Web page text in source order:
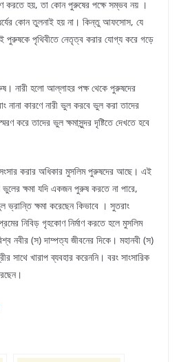
করতে হয়, তা কোন পুরুষের পক্ষে সম্ভব নয় ।
ধৈর্যের কোন তুলনাই হয় না। কিন্তু আফসোস, যে
পুরুষকে পৃথিবীতে নেতৃত্ব করার যোগ্য করে গড়ে
নারী হলো আল্লাহর পক্ষ থেকে পুরুষদের
নানা কারণে নারী ভুল করবে ভুল করা তাদের
করে তাদের ভুল ক্ষমাসুন্দর দৃষ্টিতে দেখতে হবে
করার অধিকার মুসলিম পুরুষদের আছে। এই
ক্ষমা যদি একজন পুরুষ করতে না পারে,
ক্ষমা করেছেন কিভাবে । সুতরাং
নিবিড় গৃহকোণ নির্মাণ করতে হলে মুসলিম
নবীর (স) দাম্পত্য জীবনের দিকে। মহানবী (স)
সাথে খারাপ ব্যবহার করেননি। বরং সাংসারিক